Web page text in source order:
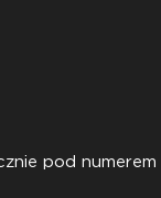
pod numerem